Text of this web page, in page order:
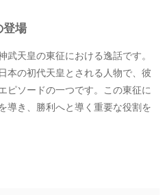
登場
武天皇の東征における逸話です。
本の初代天皇とされる人物で、彼
ピソードの一つです。この東征に
導き、勝利へと導く重要な役割を